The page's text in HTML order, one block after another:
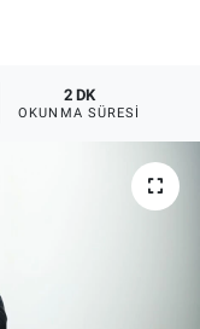
2 DK
OKUNMA SÜRESI